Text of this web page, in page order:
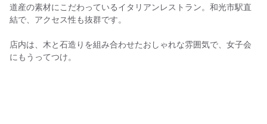
道産の素材にこだわっているイタリアンレストラン。和光市駅直
結で、アクセス性も抜群です。
店内は、木と石造りを組み合わせたおしゃれな雰囲気で、女子会
にもうってつけ。